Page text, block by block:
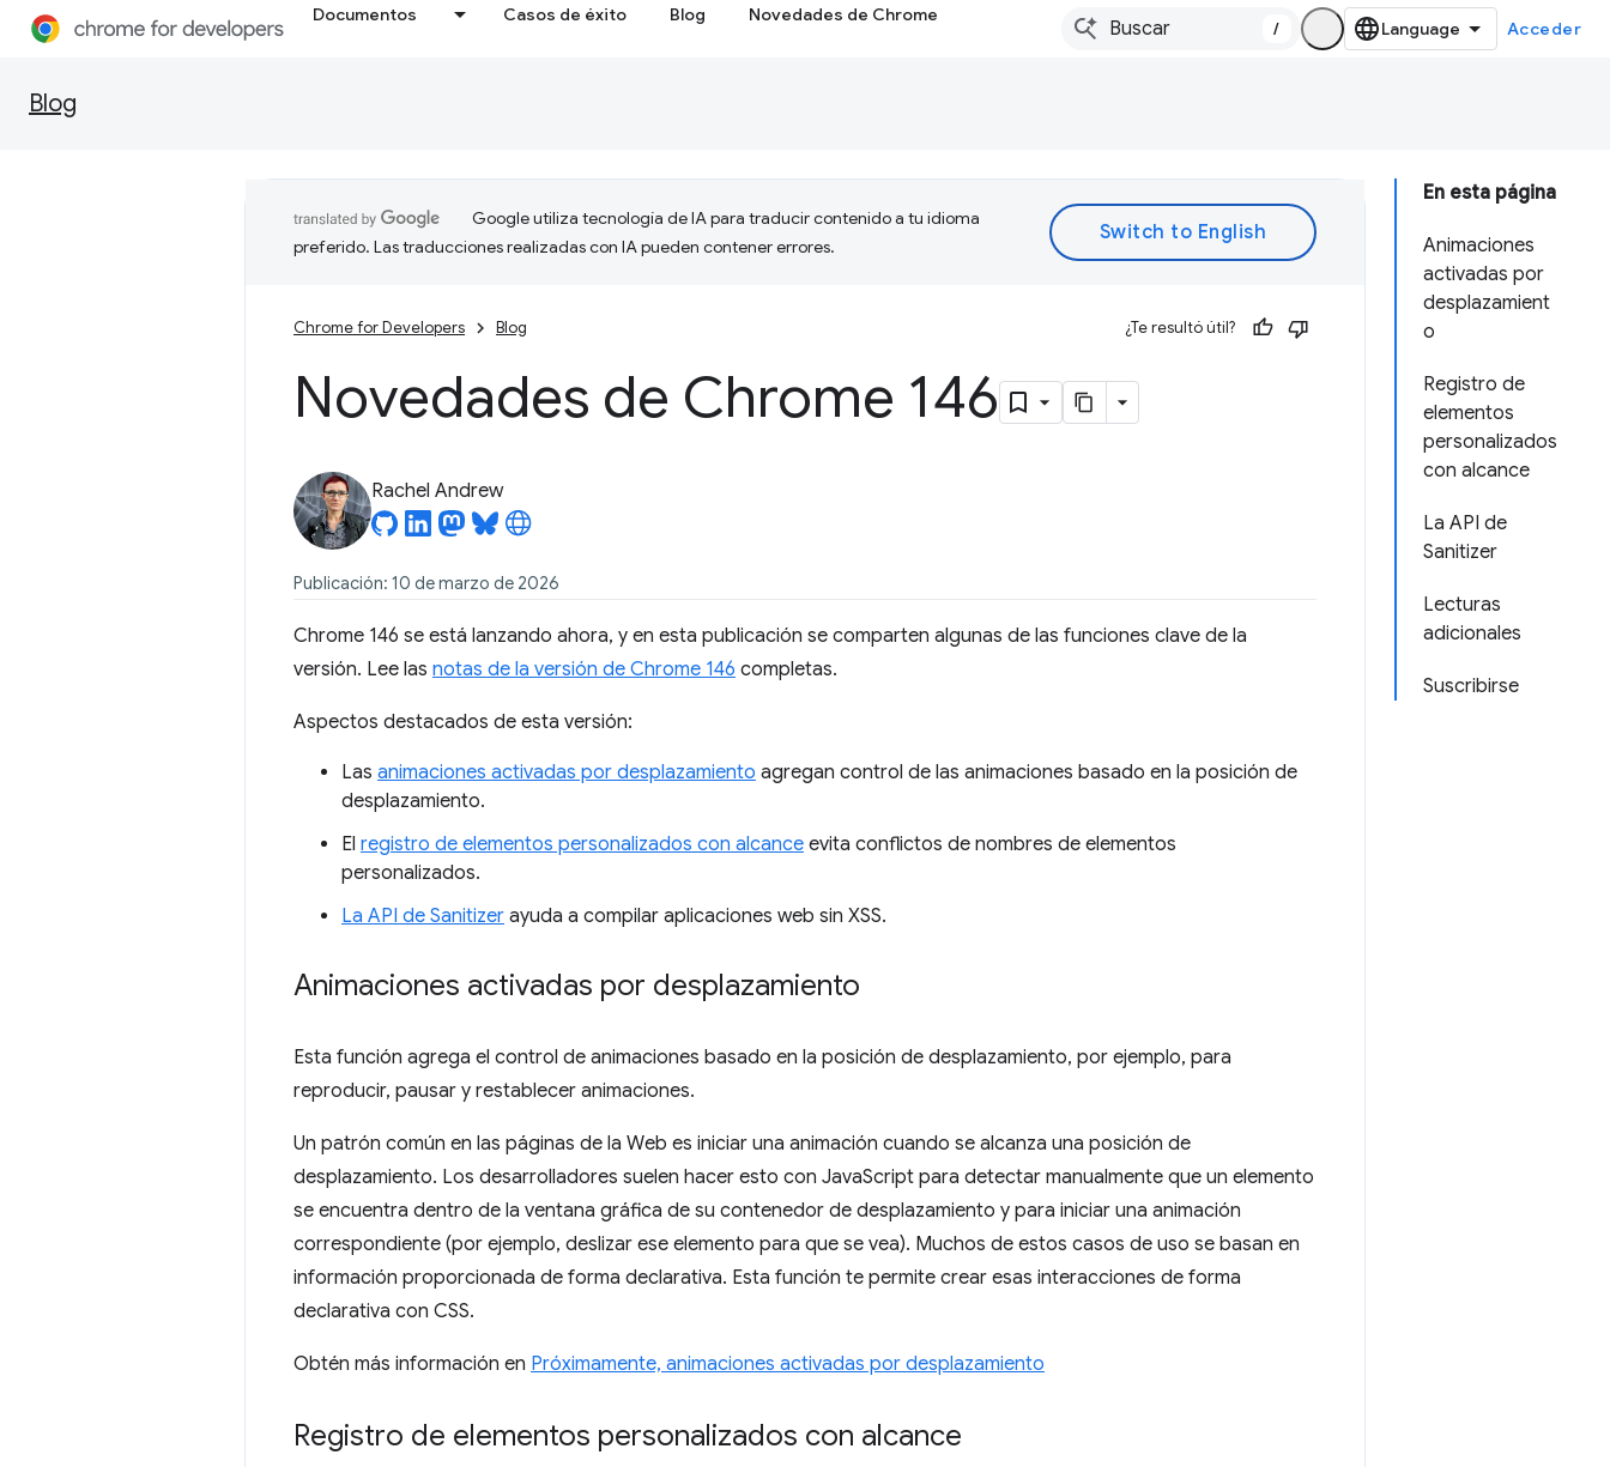
Documentos Casos de éxito Blog Novedades de Chrome
/ Acceder
Blog
En esta página
Animaciones
activadas por
desplazamient
o
Registro de
elementos
personalizados
con alcance
La API de
Sanitizer
Lecturas
adicionales
Suscribirse
Google utiliza tecnología de IA para traducir contenido a tu idioma
preferido. Las traducciones realizadas con IA pueden contener errores.
Chrome for Developers Blog ¿Te resultó útil?
Novedades de Chrome 146
Rachel Andrew
Publicación: 10 de marzo de 2026
Chrome 146 se está lanzando ahora, y en esta publicación se comparten algunas de las funciones clave de la
versión. Lee las notas de la versión de Chrome 146 completas.
Aspectos destacados de esta versión:
Las animaciones activadas por desplazamiento agregan control de las animaciones basado en la posición de
desplazamiento.
El registro de elementos personalizados con alcance evita conflictos de nombres de elementos
personalizados.
La API de Sanitizer ayuda a compilar aplicaciones web sin XSS.
Animaciones activadas por desplazamiento
Esta función agrega el control de animaciones basado en la posición de desplazamiento, por ejemplo, para
reproducir, pausar y restablecer animaciones.
Un patrón común en las páginas de la Web es iniciar una animación cuando se alcanza una posición de
desplazamiento. Los desarrolladores suelen hacer esto con JavaScript para detectar manualmente que un elemento
se encuentra dentro de la ventana gráfica de su contenedor de desplazamiento y para iniciar una animación
correspondiente (por ejemplo, deslizar ese elemento para que se vea). Muchos de estos casos de uso se basan en
información proporcionada de forma declarativa. Esta función te permite crear esas interacciones de forma
declarativa con CSS.
Obtén más información en Próximamente, animaciones activadas por desplazamiento
Registro de elementos personalizados con alcance